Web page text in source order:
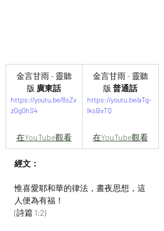
金言甘雨 - 靈聽
版 廣東話
https://youtu.be/8sZv
zGgGhS4
在YouTube觀看
金言甘雨 - 靈聽
版 普通話
https://youtu.be/aTg-
lksBvTQ
在YouTube觀看
經文：
惟喜愛耶和華的律法，晝夜思想，這
人便為有福！
(詩篇 1:2)